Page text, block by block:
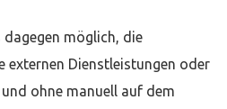
dagegen möglich, die
externen Dienstleistungen oder
ohne manuell auf dem